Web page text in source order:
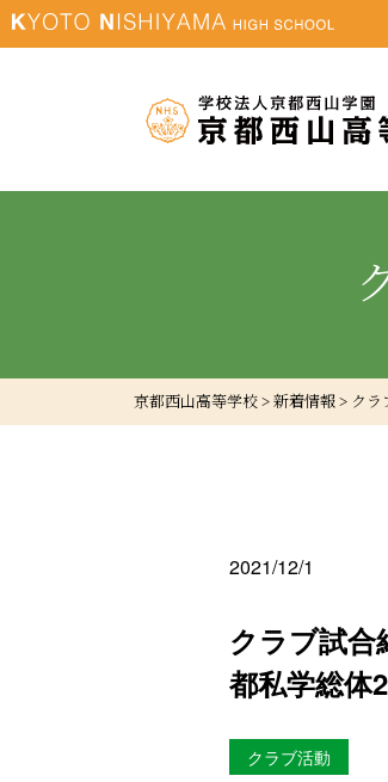
京都西山高等学校 > 新着情報 > クラ
2021/12/1
クラブ試合
都私学総体
クラブ活動